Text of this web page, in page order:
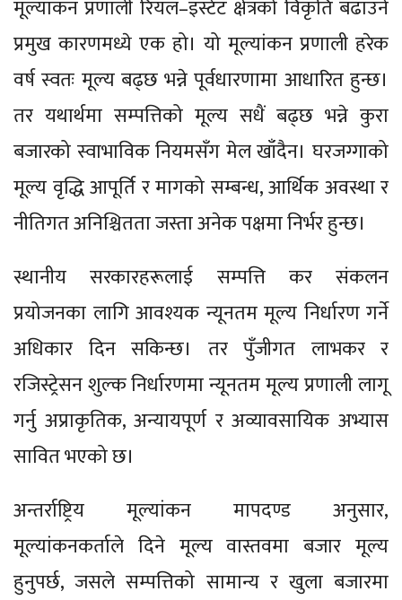
मूल्यांकन प्रणाली रियल–इस्टेट क्षेत्रको विकृति बढाउने
प्रमुख कारणमध्ये एक हो। यो मूल्यांकन प्रणाली हरेक
वर्ष स्वतः मूल्य बढ्छ भन्ने पूर्वधारणामा आधारित हुन्छ।
तर यथार्थमा सम्पत्तिको मूल्य सधैं बढ्छ भन्ने कुरा
बजारको स्वाभाविक नियमसँग मेल खाँदैन। घरजग्गाको
मूल्य वृद्धि आपूर्ति र मागको सम्बन्ध, आर्थिक अवस्था र
नीतिगत अनिश्चितता जस्ता अनेक पक्षमा निर्भर हुन्छ।
स्थानीय सरकारहरूलाई सम्पत्ति कर संकलन
प्रयोजनका लागि आवश्यक न्यूनतम मूल्य निर्धारण गर्ने
अधिकार दिन सकिन्छ। तर पुँजीगत लाभकर र
रजिस्ट्रेसन शुल्क निर्धारणमा न्यूनतम मूल्य प्रणाली लागू
गर्नु अप्राकृतिक, अन्यायपूर्ण र अव्यावसायिक अभ्यास
सावित भएको छ।
अन्तर्राष्ट्रिय मूल्यांकन मापदण्ड अनुसार,
मूल्यांकनकर्ताले दिने मूल्य वास्तवमा बजार मूल्य
हुनुपर्छ, जसले सम्पत्तिको सामान्य र खुला बजारमा